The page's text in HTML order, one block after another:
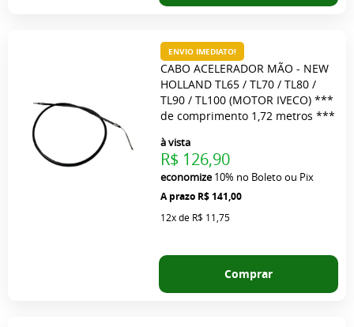
CABO ACELERADOR MÃO - NEW
HOLLAND TL65 / TL70 / TL80 /
TL90 / TL100 (MOTOR IVECO) ***
de comprimento 1,72 metros ***
R$ 141,00
à vista
R$ 126,90
economize10% no Boleto ou Pix
12xde R$ 11,75
ENVIO IMEDIATO!
Comprar